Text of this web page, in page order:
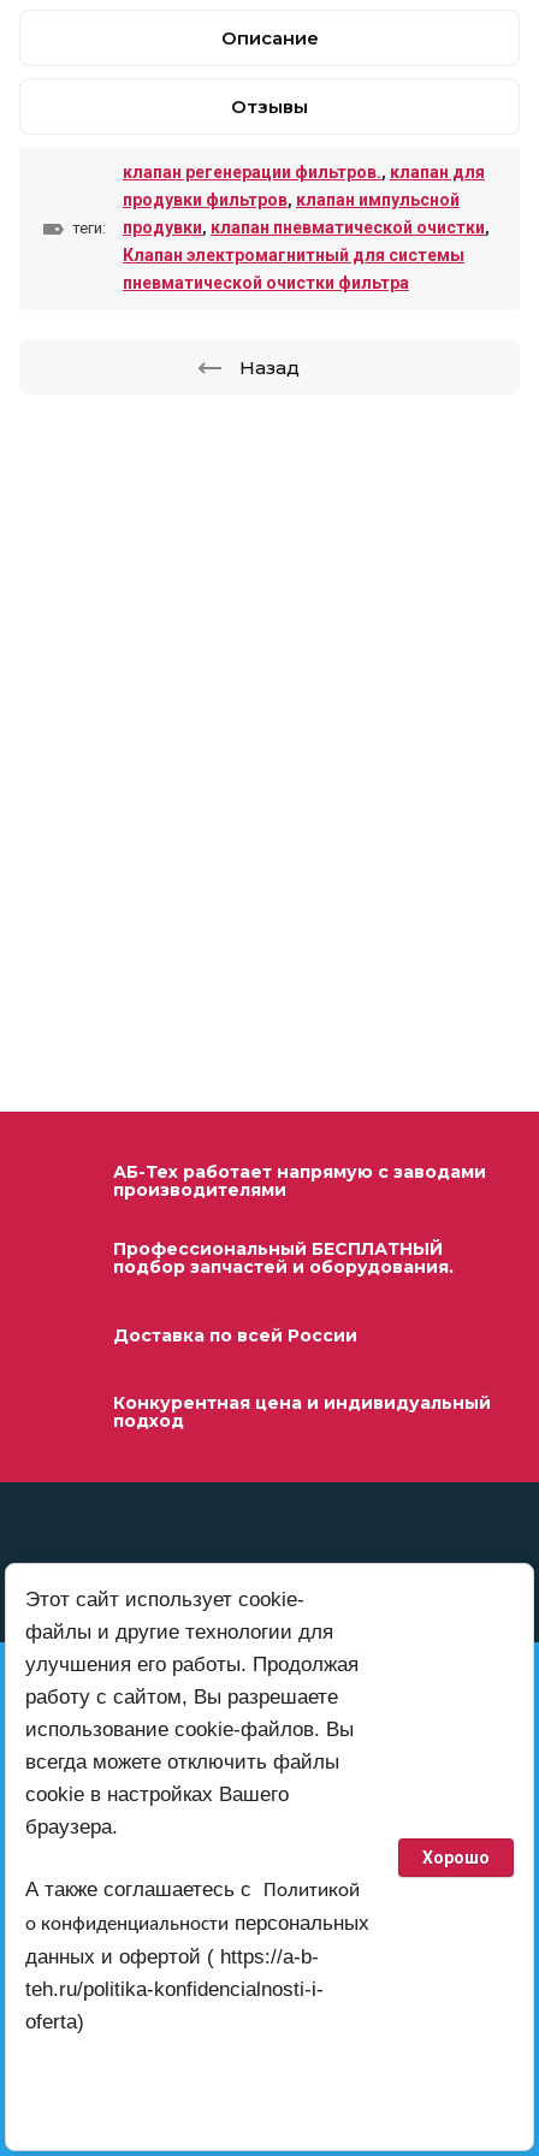
Описание
Отзывы
теги:
клапан регенерации фильтров., клапан для
продувки фильтров, клапан импульсной
продувки, клапан пневматической очистки,
Клапан электромагнитный для системы
пневматической очистки фильтра
Назад
АБ-Тех работает напрямую с заводами
производителями
Профессиональный БЕСПЛАТНЫЙ
подбор запчастей и оборудования.
Доставка по всей России
Конкурентная цена и индивидуальный
подход
+7 (999) 416-00-52
почту
работает по всей территории России
ab-teh@inbox.ru
Этот сайт использует cookie-
файлы и другие технологии для
улучшения его работы. Продолжая
работу с сайтом, Вы разрешаете
использование cookie-файлов. Вы
всегда можете отключить файлы
cookie в настройках Вашего
браузера.
А также соглашаетесь с
Политикой
о конфиденциальности персональных
данных и офертой ( https://a-b-
teh.ru/politika-konfidencialnosti-i-
oferta)
Хорошо